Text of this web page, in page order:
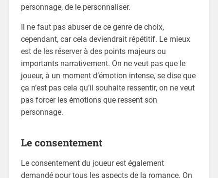
personnage, de le personnaliser.
Il ne faut pas abuser de ce genre de choix,
cependant, car cela deviendrait répétitif. Le mieux
est de les réserver à des points majeurs ou
importants narrativement. On ne veut pas que le
joueur, à un moment d’émotion intense, se dise que
ça n’est pas cela qu’il souhaite ressentir, on ne veut
pas forcer les émotions que ressent son
personnage.
Le consentement
Le consentement du joueur est également
demandé pour tous les aspects de la romance. On